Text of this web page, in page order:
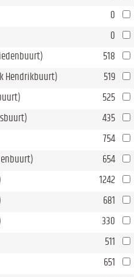
0
0
518
Hendrikbuurt)
519
525
435
754
654
1242
681
330
511
651